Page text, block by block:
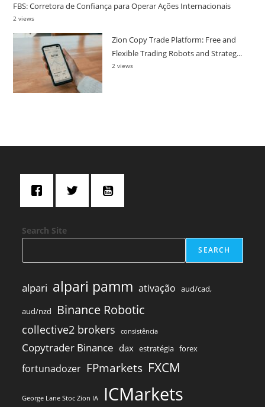
FBS: Corretora de Confiança para Operar Ações Internacionais
2 views
Zion Copy Trade Platform: Free and
Flexible Trading Robots and Strateg...
2 views
Search Site
SEARCH
alpari alpari pamm ativação aud/cad,
aud/nzd Binance Robotic
collective2 brokers consistência
Copytrader Binance dax estratégia forex
fortunadozer FPmarkets FXCM
George Lane Stoc Zion IA ICMarkets